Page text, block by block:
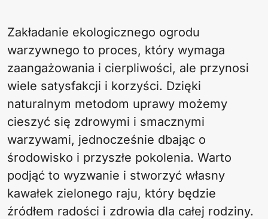
Zakładanie ekologicznego ogrodu
warzywnego to proces, który wymaga
zaangażowania i cierpliwości, ale przynosi
wiele satysfakcji i korzyści. Dzięki
naturalnym metodom uprawy możemy
cieszyć się zdrowymi i smacznymi
warzywami, jednocześnie dbając o
środowisko i przyszłe pokolenia. Warto
podjąć to wyzwanie i stworzyć własny
kawałek zielonego raju, który będzie
źródłem radości i zdrowia dla całej rodziny.